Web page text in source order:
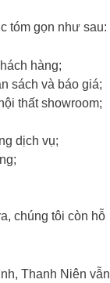
tóm gọn như sau:
hàng;
sách và báo giá;
thất showroom;
dịch vụ;
chúng tôi còn hỗ
Thanh Niên vẫn